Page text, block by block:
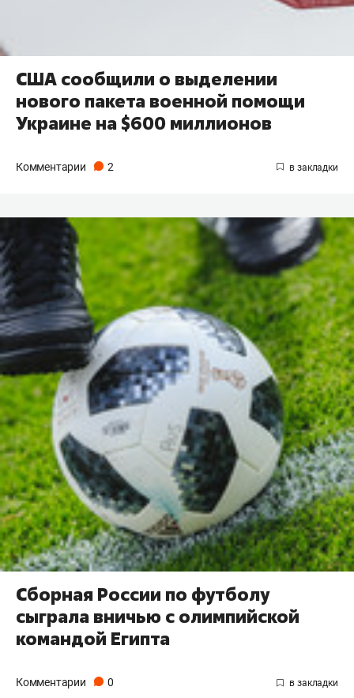
США сообщили о выделении
нового пакета военной помощи
Украине на $600 миллионов
Комментарии 2
Сборная России по футболу
сыграла вничью с олимпийской
командой Египта
Комментарии 0